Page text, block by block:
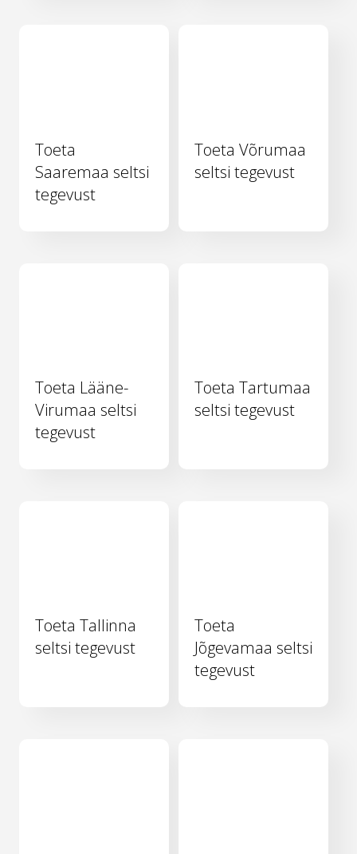
Toeta
Saaremaa seltsi
tegevust
Toeta Võrumaa
seltsi tegevust
Toeta Lääne-
Virumaa seltsi
tegevust
Toeta Tartumaa
seltsi tegevust
Toeta Tallinna
seltsi tegevust
Toeta
Jõgevamaa seltsi
tegevust